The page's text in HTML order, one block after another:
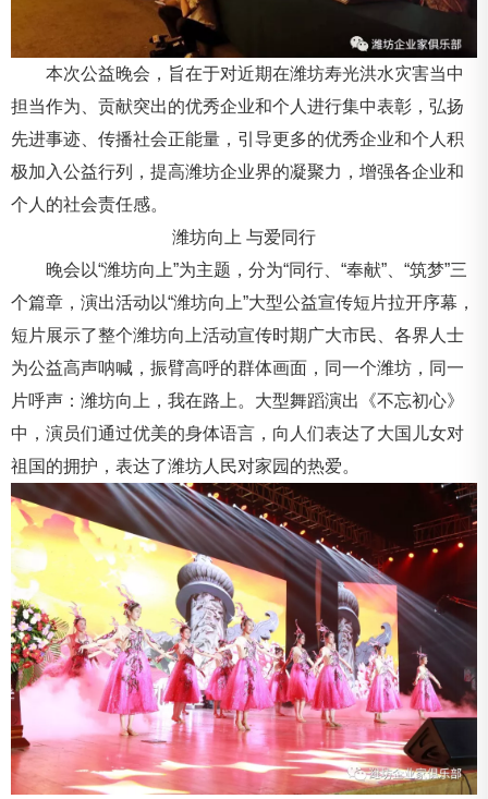
本次公益晚会，旨在于对近期在潍坊寿光洪水灾害当中
担当作为、贡献突出的优秀企业和个人进行集中表彰，弘扬
先进事迹、传播社会正能量，引导更多的优秀企业和个人积
极加入公益行列，提高潍坊企业界的凝聚力，增强各企业和
个人的社会责任感。
潍坊向上 与爱同行
晚会以“潍坊向上”为主题，分为“同行、“奉献”、“筑梦”三
个篇章，演出活动以“潍坊向上”大型公益宣传短片拉开序幕，
短片展示了整个潍坊向上活动宣传时期广大市民、各界人士
为公益高声呐喊，振臂高呼的群体画面，同一个潍坊，同一
片呼声：潍坊向上，我在路上。大型舞蹈演出《不忘初心》
中，演员们通过优美的身体语言，向人们表达了大国儿女对
祖国的拥护，表达了潍坊人民对家园的热爱。